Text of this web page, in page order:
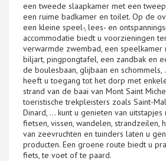
een tweede slaapkamer met een
een ruime badkamer en toilet. Op de
een kleine speel-, lees- en
accommodatie biedt u voorzieningen
verwarmde zwembad, een
biljart, pingpongtafel, een zandbak en
de boulesbaan, glijbaan en schommels,
heeft u toegang tot het dorp met
strand van de baai van Mont Saint
toeristische trekpleisters zoals Saint-
Dinard, ... kunt u genieten van uitstapjes
fietsen, vissen, wandelen, strandzeilen,
van zeevruchten en tuinders laten u
producten. Een groene route biedt u
fiets, te voet of te paard.